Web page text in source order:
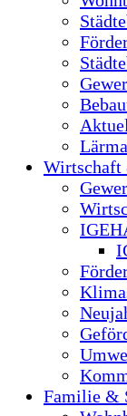
Familie &